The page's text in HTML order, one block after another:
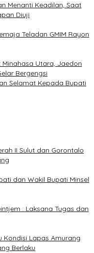
Menanti Keadilan, Saat
Diuji
Teladan GMIM Rayon
Minahasa Utara, Jaedon
Bergengsi
Selamat Kepada Bupati
II Sulut dan Gorontalo
dan Wakil Bupati Minsel
: Laksana Tugas dan
Kondisi Lapas Amurang
Berlaku